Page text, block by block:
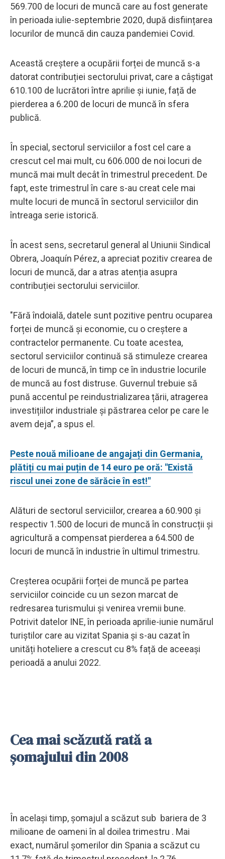
569.700 de locuri de muncă care au fost generate
în perioada iulie-septembrie 2020, după disființarea
locurilor de muncă din cauza pandemiei Covid.
Această creștere a ocupării forței de muncă s-a
datorat contribuției sectorului privat, care a câștigat
610.100 de lucrători între aprilie și iunie, față de
pierderea a 6.200 de locuri de muncă în sfera
publică.
În special, sectorul serviciilor a fost cel care a
crescut cel mai mult, cu 606.000 de noi locuri de
muncă mai mult decât în ​​trimestrul precedent. De
fapt, este trimestrul în care s-au creat cele mai
multe locuri de muncă în sectorul serviciilor din
întreaga serie istorică.
În acest sens, secretarul general al Uniunii Sindical
Obrera, Joaquín Pérez, a apreciat pozitiv crearea de
locuri de muncă, dar a atras atenția asupra
contribuției sectorului serviciilor.
"Fără îndoială, datele sunt pozitive pentru ocuparea
forței de muncă și economie, cu o creștere a
contractelor permanente. Cu toate acestea,
sectorul serviciilor continuă să stimuleze crearea
de locuri de muncă, în timp ce în industrie locurile
de muncă au fost distruse. Guvernul trebuie să
pună accentul pe reindustrializarea țării, atragerea
investițiilor industriale și păstrarea celor pe care le
avem deja”, a spus el.
Peste nouă milioane de angajați din Germania,
plătiți cu mai puțin de 14 euro pe oră: "Există
riscul unei zone de sărăcie în est!"
Alături de sectorul serviciilor, crearea a 60.900 și
respectiv 1.500 de locuri de muncă în construcții și
agricultură a compensat pierderea a 64.500 de
locuri de muncă în industrie în ultimul trimestru.
Creșterea ocupării forței de muncă pe partea
serviciilor coincide cu un sezon marcat de
redresarea turismului și venirea vremii bune.
Potrivit datelor INE, în perioada aprilie-iunie numărul
turiștilor care au vizitat Spania și s-au cazat în
unități hoteliere a crescut cu 8% față de aceeași
perioadă a anului 2022.
Cea mai scăzută rată a
șomajului din 2008
În același timp, șomajul a scăzut sub bariera de 3
milioane de oameni în al doilea trimestru . Mai
exact, numărul șomerilor din Spania a scăzut cu